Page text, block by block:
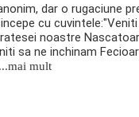
dar o rugaciune
cu
noastre
sa ne inchinam
mult